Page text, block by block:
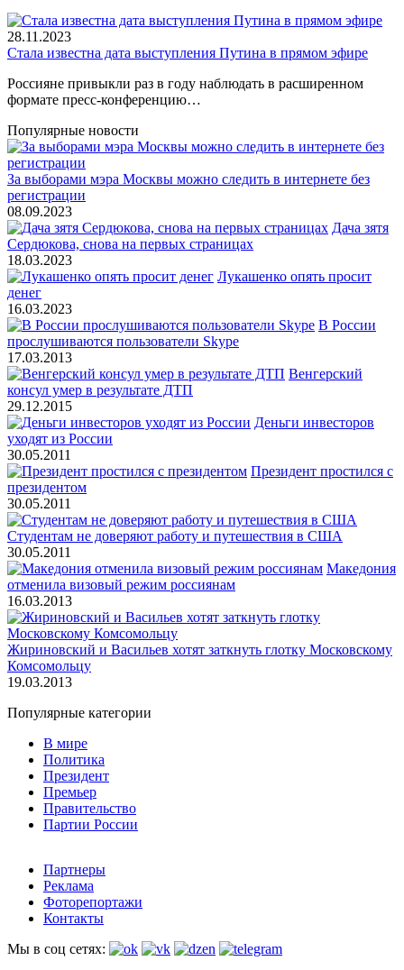
28.11.2023
Стала известна дата выступления Путина в прямом эфире
Россияне привыкли раз в году наблюдать в расширенном
формате пресс-конференцию…
Популярные новости
За выборами мэра Москвы можно следить в интернете без
регистрации
08.09.2023
Дача зятя
Сердюкова, снова на первых страницах
18.03.2023
Лукашенко опять просит
денег
16.03.2023
В России
прослушиваются пользователи Skype
17.03.2013
Венгерский
консул умер в результате ДТП
29.12.2015
Деньги инвесторов
уходят из России
30.05.2011
Президент простился с
президентом
30.05.2011
Студентам не доверяют работу и путешествия в США
30.05.2011
Македония
отменила визовый режим россиянам
16.03.2013
Жириновский и Васильев хотят заткнуть глотку Московскому
Комсомольцу
19.03.2013
Популярные категории
В мире
Политика
Президент
Премьер
Правительство
Партии России
Партнеры
Реклама
Фоторепортажи
Контакты
Мы в соц сетях: